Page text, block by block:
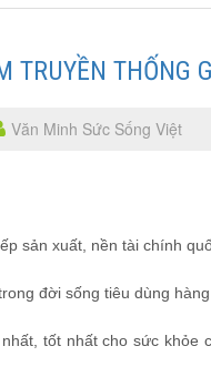
THỐNG
Văn Minh Sức Sống Việt
sản xuất, nền tài chính
đời sống tiêu dùng hàng
tốt nhất cho sức khỏe